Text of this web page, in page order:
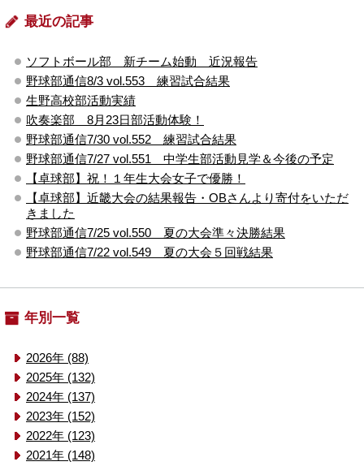
最近の記事
ソフトボール部 新チーム始動 近況報告
野球部通信8/3 vol.553 練習試合結果
生野高校部活動実績
吹奏楽部 8月23日部活動体験！
野球部通信7/30 vol.552 練習試合結果
野球部通信7/27 vol.551 中学生部活動見学＆今後の予定
【卓球部】祝！１年生大会女子で優勝！
【卓球部】近畿大会の結果報告・OBさんより寄付をいただ
きました
野球部通信7/25 vol.550 夏の大会準々決勝結果
野球部通信7/22 vol.549 夏の大会５回戦結果
年別一覧
2026年 (88)
2025年 (132)
2024年 (137)
2023年 (152)
2022年 (123)
2021年 (148)